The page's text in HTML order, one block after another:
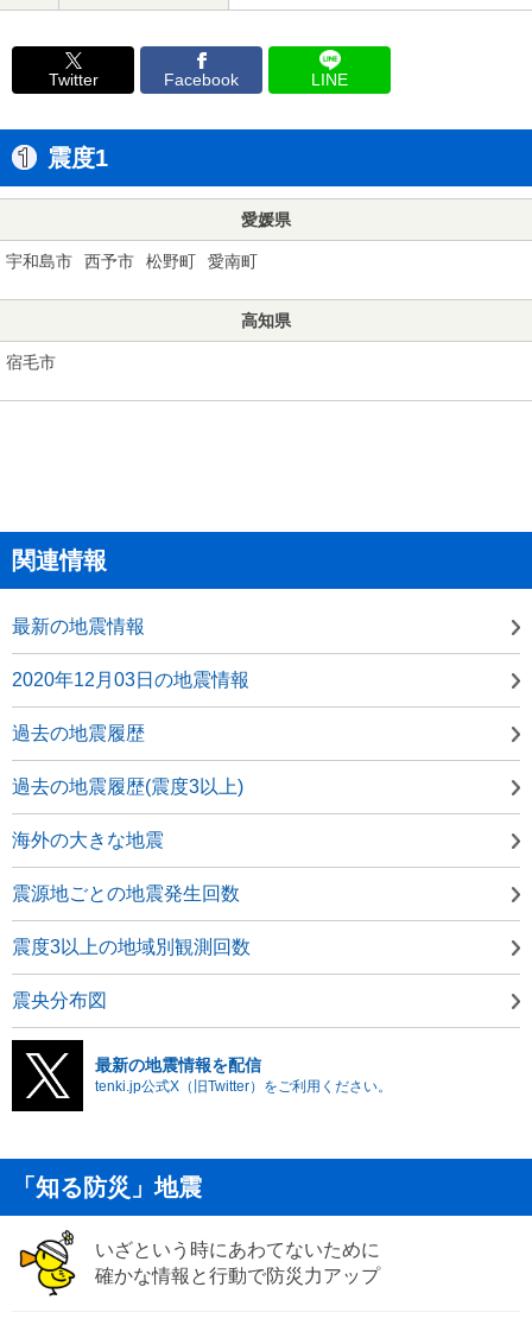
Twitter Facebook LINE
震度1
愛媛県
宇和島市 西予市 松野町 愛南町
高知県
宿毛市
関連情報
最新の地震情報
2020年12月03日の地震情報
過去の地震履歴
過去の地震履歴(震度3以上)
海外の大きな地震
震源地ごとの地震発生回数
震度3以上の地域別観測回数
震央分布図
最新の地震情報を配信
tenki.jp公式X（旧Twitter）をご利用ください。
「知る防災」地震
いざという時にあわてないために
確かな情報と行動で防災力アップ